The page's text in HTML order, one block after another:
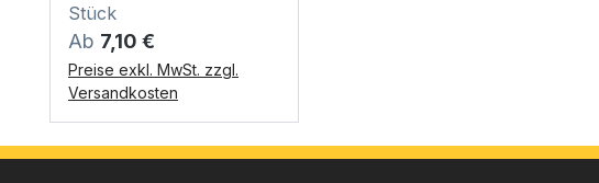
Stück
Regulärer Preis:
Ab 7,10 €
Preise exkl. MwSt. zzgl.
Versandkosten